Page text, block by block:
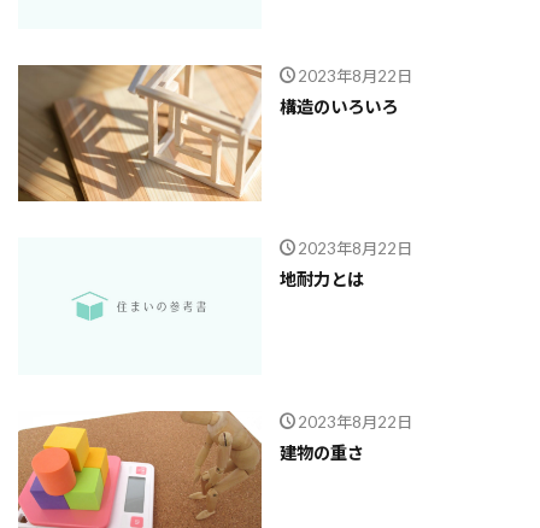
2023年8月22日
構造のいろいろ
2023年8月22日
地耐力とは
2023年8月22日
建物の重さ